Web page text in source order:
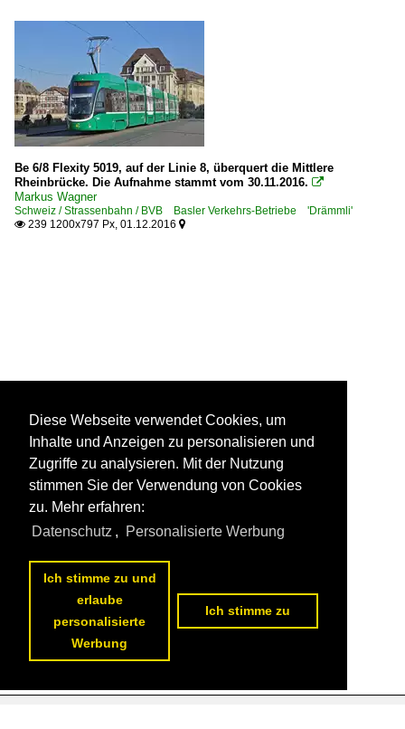
Be 6/8 Flexity 5019, auf der Linie 8, überquert die Mittlere
Rheinbrücke. Die Aufnahme stammt vom 30.11.2016. 
Markus Wagner
Schweiz / Strassenbahn / BVB Basler Verkehrs-Betriebe 'Drämmli'
 239 1200x797 Px, 01.12.2016 
Diese Webseite verwendet Cookies, um
Inhalte und Anzeigen zu personalisieren und
Zugriffe zu analysieren. Mit der Nutzung
stimmen Sie der Verwendung von Cookies
zu. Mehr erfahren:
Datenschutz , Personalisierte Werbung
Ich stimme zu und
erlaube
personalisierte
Werbung
Ich stimme zu